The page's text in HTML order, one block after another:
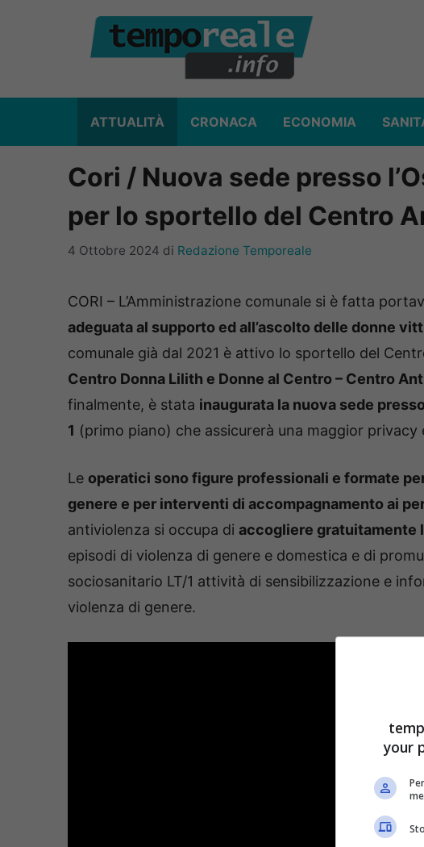
ATTUALITÀ CRONACA ECONOMIA
Cori / Nuova sede presso
per lo sportello del Centro
4 Ottobre 2024 di Redazione Temporeale
CORI – L’Amministrazione comunale si è fatta
adeguata al supporto ed all’ascolto delle donne
comunale già dal 2021 è attivo lo sportello del
Centro Donna Lilith e Donne al Centro – Centro
finalmente, è stata inaugurata la nuova sede
1 (primo piano) che assicurerà una maggior privacy
Le operatici sono figure professionali e formate
genere e per interventi di accompagnamento ai
antiviolenza si occupa di accogliere gratuitamente
episodi di violenza di genere e domestica e di
sociosanitario LT/1 attività di sensibilizzazione e
violenza di genere.
your